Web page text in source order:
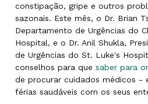
constipação, gripe e outros
sazonais. Este mês, o Dr. Brian
Departamento de Urgências do
Hospital, e o Dr. Anil Shukla,
de Urgências do St. Luke's
conselhos para que saber para
de procurar cuidados médicos -
férias saudáveis com os seus